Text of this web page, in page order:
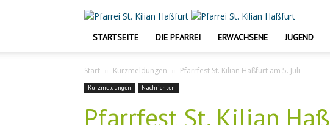
STARTSEITE DIE PFARREI ERWACHSENE JUGEND
Start Kurzmeldungen Pfarrfest St. Kilian Haßfurt am 5. Juli
Kurzmeldungen Nachrichten
Pfarrfest St. Kilian